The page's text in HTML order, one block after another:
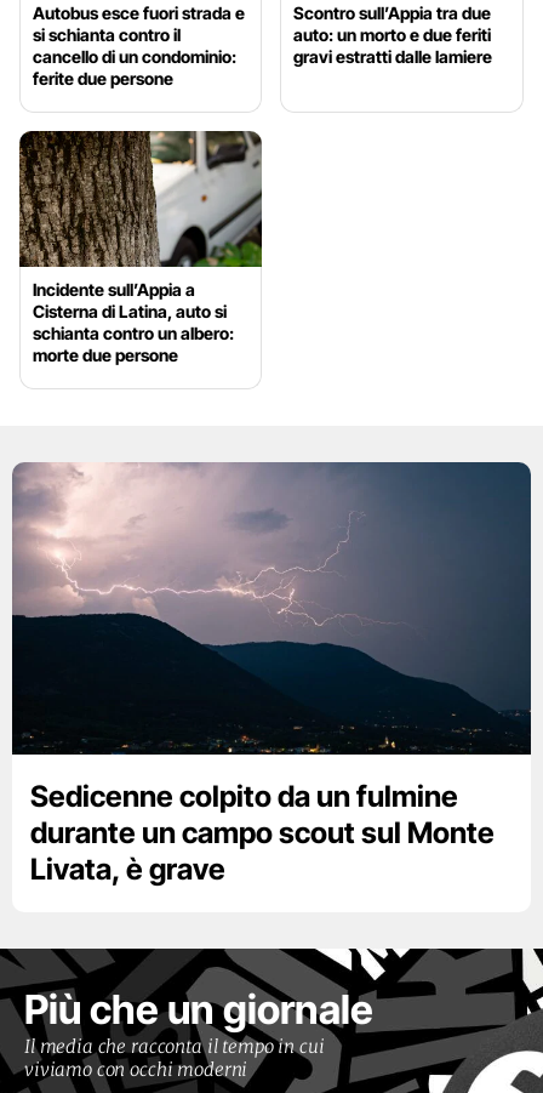
Autobus esce fuori strada e
si schianta contro il
cancello di un condominio:
ferite due persone
Scontro sull’Appia tra due
auto: un morto e due feriti
gravi estratti dalle lamiere
Incidente sull’Appia a
Cisterna di Latina, auto si
schianta contro un albero:
morte due persone
Sedicenne colpito da un fulmine
durante un campo scout sul Monte
Livata, è grave
Più che un giornale
Il media che racconta il tempo in cui
viviamo con occhi moderni